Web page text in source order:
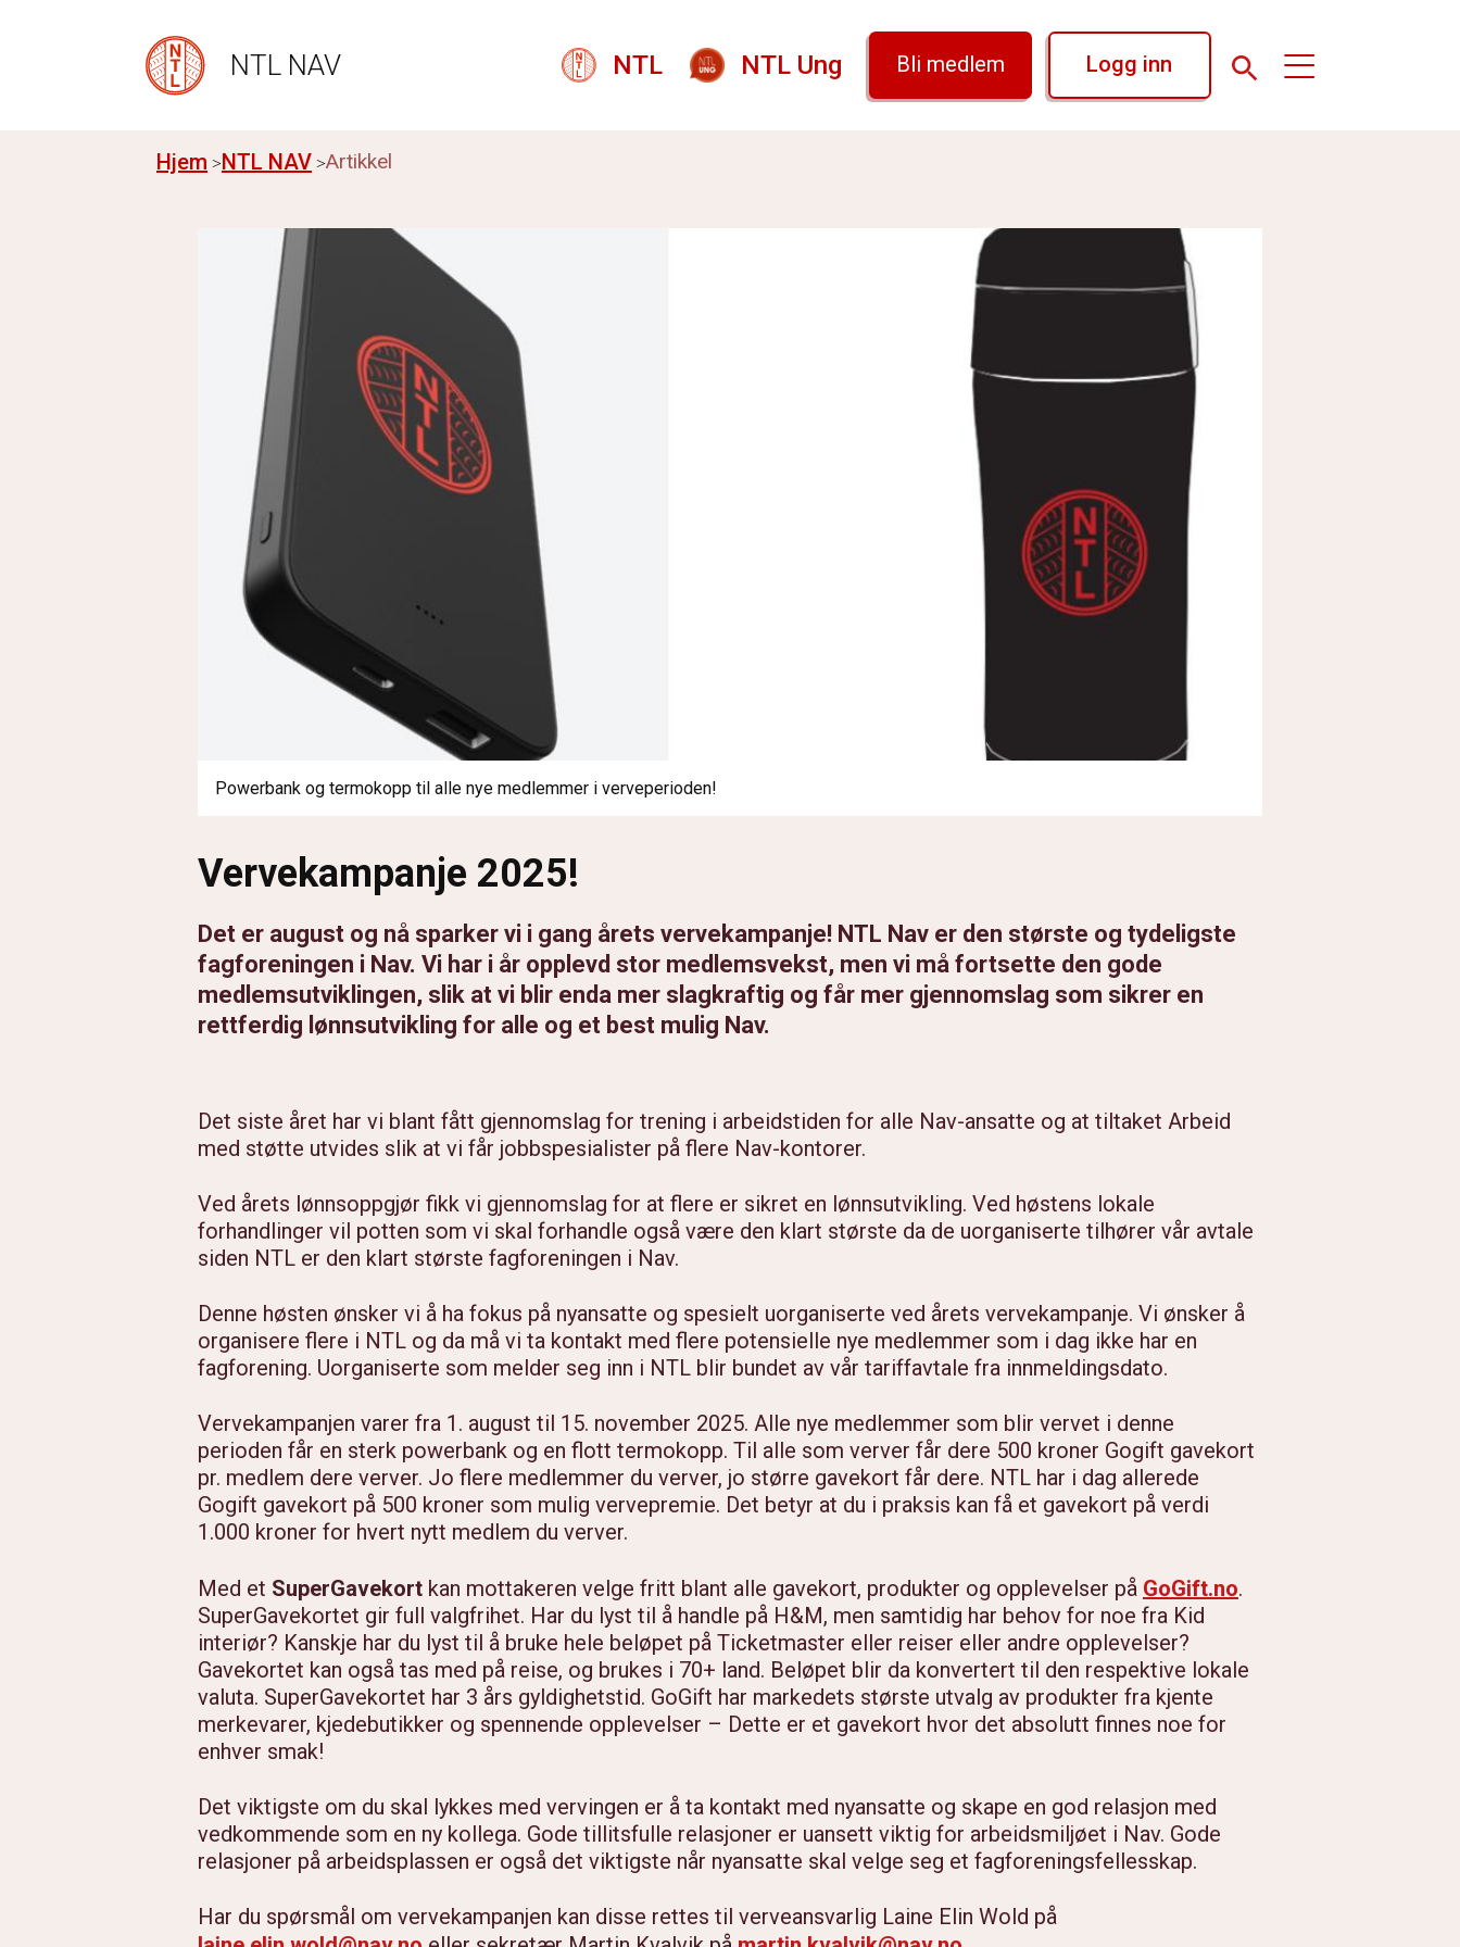
NTL NAV NTL NTL Ung Bli medlem Logg inn
Hjem NTL NAV Artikkel
Powerbank og termokopp til alle nye medlemmer i verveperioden!
Vervekampanje 2025!
Det er august og nå sparker vi i gang årets vervekampanje! NTL Nav er den største og tydeligste
fagforeningen i Nav. Vi har i år opplevd stor medlemsvekst, men vi må fortsette den gode
medlemsutviklingen, slik at vi blir enda mer slagkraftig og får mer gjennomslag som sikrer en
rettferdig lønnsutvikling for alle og et best mulig Nav.
Det siste året har vi blant fått gjennomslag for trening i arbeidstiden for alle Nav-ansatte og at tiltaket Arbeid
med støtte utvides slik at vi får jobbspesialister på flere Nav-kontorer.
Ved årets lønnsoppgjør fikk vi gjennomslag for at flere er sikret en lønnsutvikling. Ved høstens lokale
forhandlinger vil potten som vi skal forhandle også være den klart største da de uorganiserte tilhører vår avtale
siden NTL er den klart største fagforeningen i Nav.
Denne høsten ønsker vi å ha fokus på nyansatte og spesielt uorganiserte ved årets vervekampanje. Vi ønsker å
organisere flere i NTL og da må vi ta kontakt med flere potensielle nye medlemmer som i dag ikke har en
fagforening. Uorganiserte som melder seg inn i NTL blir bundet av vår tariffavtale fra innmeldingsdato.
Vervekampanjen varer fra 1. august til 15. november 2025. Alle nye medlemmer som blir vervet i denne
perioden får en sterk powerbank og en flott termokopp. Til alle som verver får dere 500 kroner Gogift gavekort
pr. medlem dere verver. Jo flere medlemmer du verver, jo større gavekort får dere. NTL har i dag allerede
Gogift gavekort på 500 kroner som mulig vervepremie. Det betyr at du i praksis kan få et gavekort på verdi
1.000 kroner for hvert nytt medlem du verver.
Med et SuperGavekort kan mottakeren velge fritt blant alle gavekort, produkter og opplevelser på GoGift.no.
SuperGavekortet gir full valgfrihet. Har du lyst til å handle på H&M, men samtidig har behov for noe fra Kid
interiør? Kanskje har du lyst til å bruke hele beløpet på Ticketmaster eller reiser eller andre opplevelser?
Gavekortet kan også tas med på reise, og brukes i 70+ land. Beløpet blir da konvertert til den respektive lokale
valuta. SuperGavekortet har 3 års gyldighetstid. GoGift har markedets største utvalg av produkter fra kjente
merkevarer, kjedebutikker og spennende opplevelser – Dette er et gavekort hvor det absolutt finnes noe for
enhver smak!
Det viktigste om du skal lykkes med vervingen er å ta kontakt med nyansatte og skape en god relasjon med
vedkommende som en ny kollega. Gode tillitsfulle relasjoner er uansett viktig for arbeidsmiljøet i Nav. Gode
relasjoner på arbeidsplassen er også det viktigste når nyansatte skal velge seg et fagforeningsfellesskap.
Har du spørsmål om vervekampanjen kan disse rettes til verveansvarlig Laine Elin Wold på